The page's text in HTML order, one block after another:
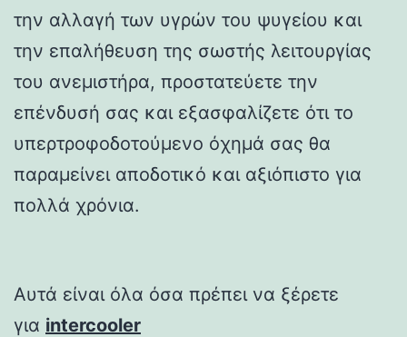
την αλλαγή των υγρών του ψυγείου και
την επαλήθευση της σωστής λειτουργίας
του ανεμιστήρα, προστατεύετε την
επένδυσή σας και εξασφαλίζετε ότι το
υπερτροφοδοτούμενο όχημά σας θα
παραμείνει αποδοτικό και αξιόπιστο για
πολλά χρόνια.
Αυτά είναι όλα όσα πρέπει να ξέρετε
για intercooler